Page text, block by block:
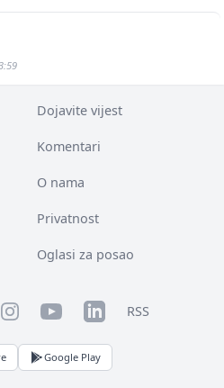
Dojavite vijest
Komentari
O nama
Privatnost
Oglasi za posao
InstagramYouTubeLinkedInRSS
Google Play